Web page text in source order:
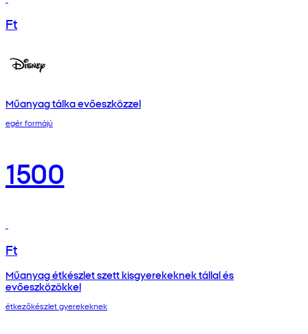
Ft
Műanyag tálka evőeszközzel
egér formájú
1500
Ft
Műanyag étkészlet szett kisgyerekeknek tállal és
evőeszközökkel
étkezőkészlet gyerekeknek